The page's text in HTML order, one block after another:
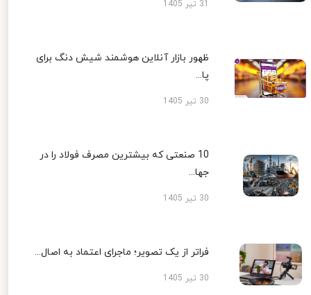
ظهور بازار آنلاین هوشمند شیش دنگ برای
پا...
30 تیر 1405
10 صنعتی که بیشترین مصرف فولاد را در
جها...
30 تیر 1405
فراتر از یک تصویر؛ ماجرای اعتماد به اصال...
30 تیر 1405